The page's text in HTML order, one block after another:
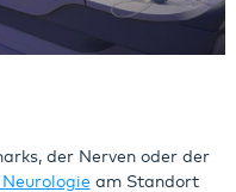
der Nerven oder der
am Standort